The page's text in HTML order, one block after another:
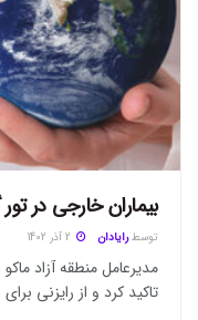
بیماران خارجی در
توسط رایادان
مدیرعامل منطقه آزاد
تاکید کرد و از رایزنی